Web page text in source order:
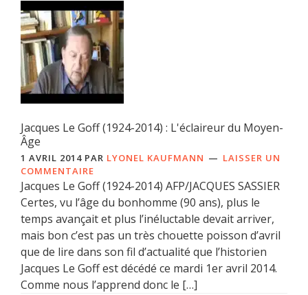
Jacques Le Goff (1924-2014) : L'éclaireur du Moyen-
Âge
1 AVRIL 2014 PAR LYONEL KAUFMANN
LAISSER UN
COMMENTAIRE
Jacques Le Goff (1924-2014) AFP/JACQUES SASSIER
Certes, vu l’âge du bonhomme (90 ans), plus le
temps avançait et plus l’inéluctable devait arriver,
mais bon c’est pas un très chouette poisson d’avril
que de lire dans son fil d’actualité que l’historien
Jacques Le Goff est décédé ce mardi 1er avril 2014.
Comme nous l’apprend donc le […]